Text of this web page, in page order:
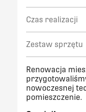
Czas realizacji
Zestaw sprzętu
Renowacja
nowoczesnej
pomieszczenie.